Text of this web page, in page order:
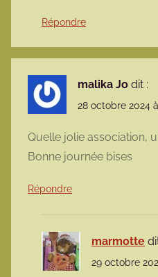
Répondre
malika Jo dit :
28 octobre 2024
Quelle jolie association,
Bonne journée bises
Répondre
marmotte
29 octobre